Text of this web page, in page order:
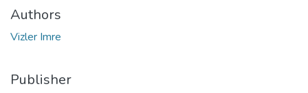
Authors
Vizler Imre
Publisher